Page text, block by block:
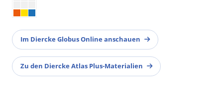
Im Diercke Globus Online anschauen
Zu den Diercke Atlas Plus-Materialien